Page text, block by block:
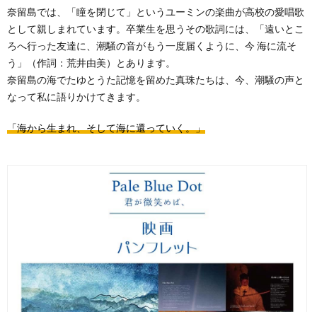
奈留島では、「瞳を閉じて」というユーミンの楽曲が高校の愛唱歌
として親しまれています。卒業生を思うその歌詞には、「遠いとこ
ろへ行った友達に、潮騒の音がもう一度届くように、今 海に流そ
う」（作詞：荒井由美）とあります。
奈留島の海でたゆとうた記憶を留めた真珠たちは、今、潮騒の声と
なって私に語りかけてきます。
「海から生まれ、そして海に還っていく。」